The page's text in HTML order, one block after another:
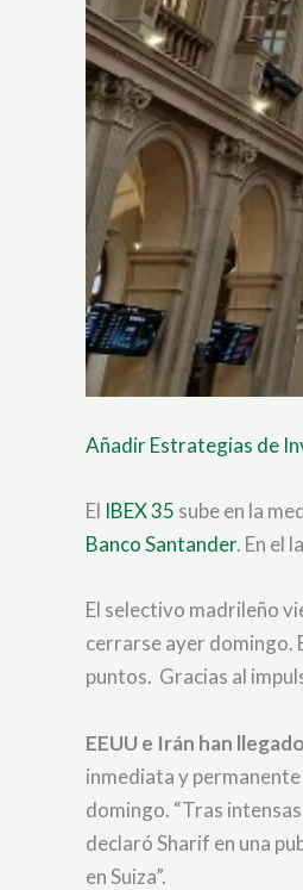
Añadir Estrategias de
El IBEX 35 sube en la
Banco Santander. En el
El selectivo madrileño
cerrarse ayer domingo.
puntos. Gracias al
EEUU e Irán han
inmediata y
domingo. “Tras
declaró Sharif en una
en Suiza”.